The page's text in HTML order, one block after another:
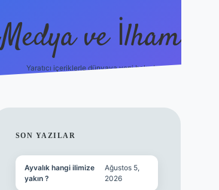
Medya ve İlham
Yaratıcı içeriklerle dünyaya yeni bakış!
SIDEBAR
SON YAZILAR
Ayvalık hangi ilimize
yakın ?
Ağustos 5,
2026
grandoperabet girişhttps://